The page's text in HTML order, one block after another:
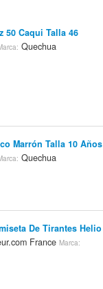
50 Caqui Talla 46
Quechua
Marrón Talla 10 Años
Quechua
De Tirantes Helio
FranceMarca: